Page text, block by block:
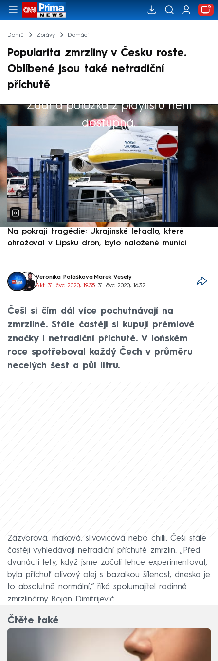
Domů Zprávy Domácí
Popularita zmrzliny v Česku roste.
Oblíbené jsou také netradiční
příchutě
Žádná položka z playlistu není
dostupná.
Výběr redakce
Na pokraji tragédie: Ukrajinské letadlo, které
ohrožoval v Lipsku dron, bylo naložené municí
Veronika Polášková, Marek Veselý
Akt. 31. čvc 2020, 19:35• 31. čvc 2020, 16:32
Češi si čím dál více pochutnávají na
zmrzlině. Stále častěji si kupují prémiové
značky i netradiční příchutě. V loňském
roce spotřeboval každý Čech v průměru
necelých šest a půl litru.
Zázvorová, maková, slivovicová nebo chilli. Češi stále
častěji vyhledávají netradiční příchutě zmrzlin. „Před
dvanácti lety, když jsme začali lehce experimentovat,
byla příchuť olivový olej s bazalkou šílenost, dneska je
to absolutně normální,“ říká spolumajitel rodinné
zmrzlinárny Bojan Dimitrijević.
Čtěte také